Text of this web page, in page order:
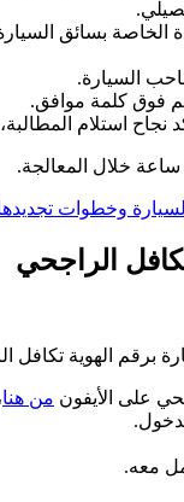
الخاصة بسائق
السيارة.
فوق كلمة موافق.
استلام
وخطوات
الراجحي
برقم الهوية
على الأيفون من هنا
معه.